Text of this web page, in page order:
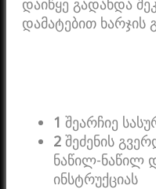
დამატებით ხარჯის
1 შეარჩიე
2 შეძენის
ნაწილ-ნაწილ
ინსტრუქციას